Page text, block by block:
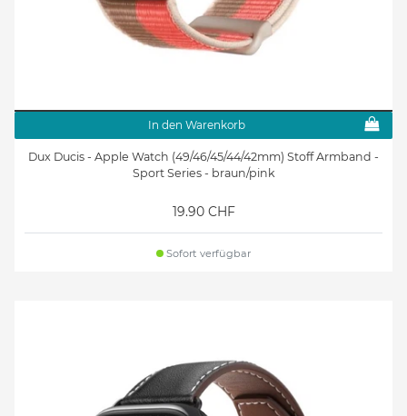
In den Warenkorb
Dux Ducis - Apple Watch (49/46/45/44/42mm) Stoff Armband -
Sport Series - braun/pink
19.90 CHF
Sofort verfügbar